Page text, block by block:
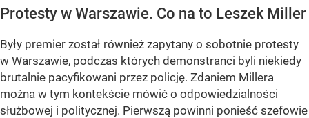
Protesty w Warszawie. Co na to Leszek Miller
Były premier został również zapytany o sobotnie protesty
w Warszawie, podczas których demonstranci byli niekiedy
brutalnie pacyfikowani przez policję. Zdaniem Millera
można w tym kontekście mówić o odpowiedzialności
służbowej i politycznej. Pierwszą powinni ponieść szefowie